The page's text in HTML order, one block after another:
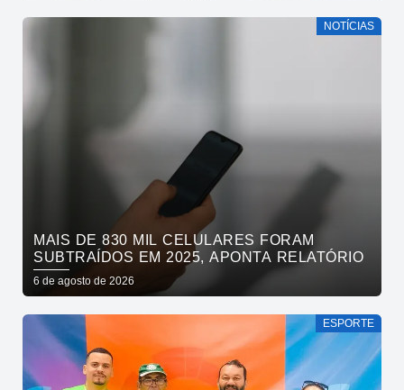
NOTÍCIAS
MAIS DE 830 MIL CELULARES FORAM
SUBTRAÍDOS EM 2025, APONTA RELATÓRIO
6 de agosto de 2026
ESPORTE